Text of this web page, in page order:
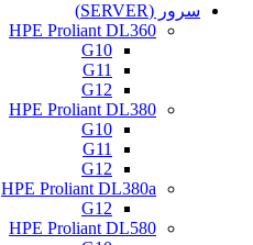
سرور (SERVER)
HPE Proliant DL360
G10
G11
G12
HPE Proliant DL380
G10
G11
G12
HPE Proliant DL380a
G12
HPE Proliant DL580